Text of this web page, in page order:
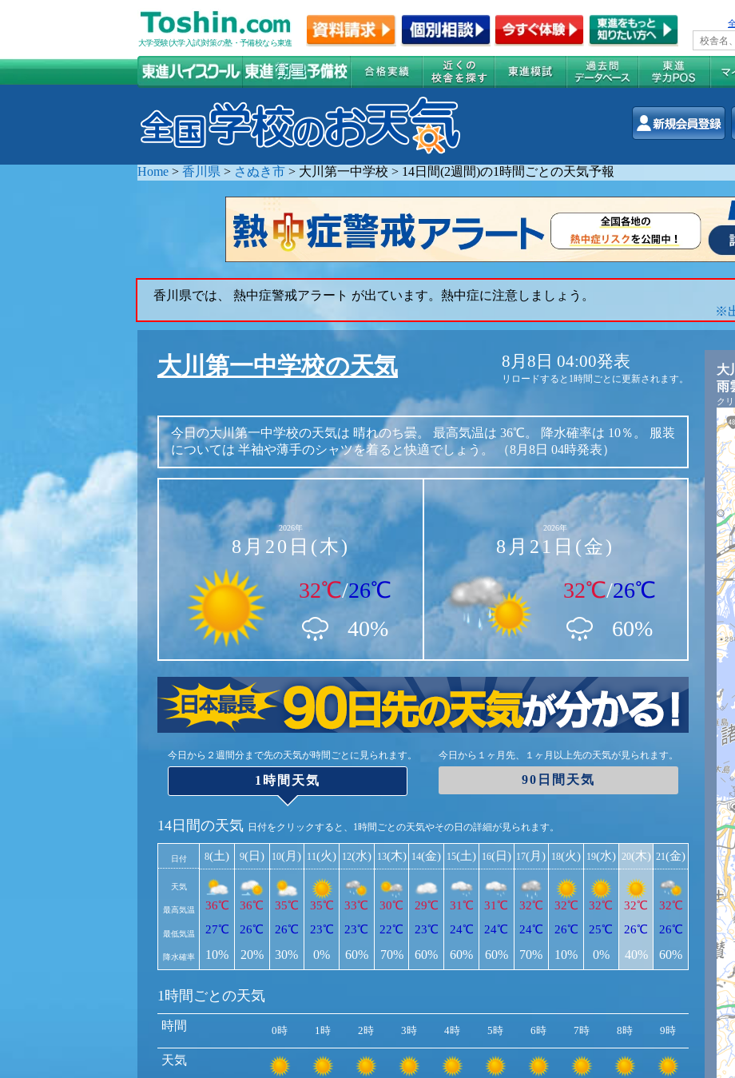
大学受験(大学入試)対策の塾・予備校なら東進
Home > 香川県 > さぬき市 > 大川第一中学校 > 14日間(2週間)の1時間ごとの天気予報
香川県では、 熱中症警戒アラート が出ています。熱中症に注意しましょう。
※
大川第一中学校の天気 8月8日 04:00発表
リロードすると1時間ごとに更新されます。
今日の大川第一中学校の天気は 晴れのち曇。 最高気温は 36℃。 降水確率は 10％。
服装
については 半袖や薄手のシャツを着ると快適でしょう。 （8月8日 04時発表）
2026年
8月20日(木)
32℃/26℃
40%
2026年
8月21日(金)
32℃/26℃
60%
今日から２週間分まで先の天気が時間ごとに見られます。
1時間天気
今日から１ヶ月先、１ヶ月以上先の天気が見られます。
90日間天気
14日間の天気 日付をクリックすると、1時間ごとの天気やその日の詳細が見られます。
日付
天気
最高気温
最低気温
降水確率
8(土)
36℃
27℃
10%
9(日)
36℃
26℃
20%
10(月)
35℃
26℃
30%
11(火)
35℃
23℃
0%
12(水)
33℃
23℃
60%
13(木)
30℃
22℃
70%
14(金)
29℃
23℃
60%
15(土)
31℃
24℃
60%
16(日)
31℃
24℃
60%
17(月)
32℃
24℃
70%
18(火)
32℃
26℃
10%
19(水)
32℃
25℃
0%
20(木)
32℃
26℃
40%
21(金)
32℃
26℃
60%
1時間ごとの天気
時間
天気
0時 1時 2時 3時 4時 5時 6時 7時 8時 9時 10時
大
雨
ク